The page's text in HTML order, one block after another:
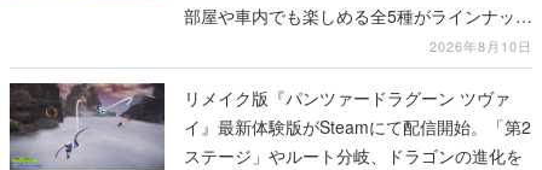
部屋や車内でも楽しめる全5種がラインナッ
プ、予約受付は8月17日12時より開始2026年8月10日
リメイク版『パンツァードラグーン ツヴァ
イ』最新体験版がSteamにて配信開始。「第2
ステージ」やルート分岐、ドラゴンの進化を